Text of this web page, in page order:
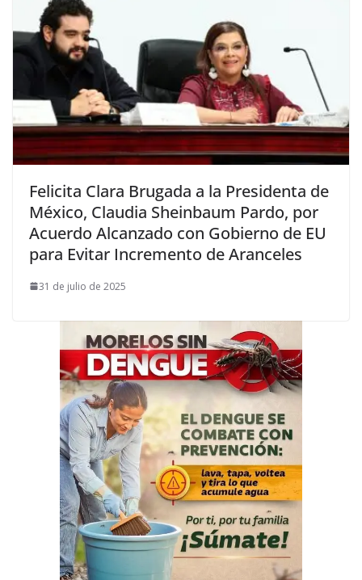
Felicita Clara Brugada a la Presidenta de
México, Claudia Sheinbaum Pardo, por
Acuerdo Alcanzado con Gobierno de EU
para Evitar Incremento de Aranceles
31 de julio de 2025